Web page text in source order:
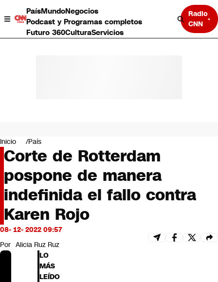
PaísMundoNegocios
Podcast y Programas completos
Futuro 360CulturaServicios
Radio
CNN
Negocios
Deportes
Programas completos
Cultura
Servicios
Bits
CNN tiempo
Futuro 360
Inicio País
Corte de Rotterdam
pospone de manera
indefinida el fallo contra
Karen Rojo
08- 12- 2022 09:57
Por Alicia Ruz Ruz
LO
MÁS
LEÍDO